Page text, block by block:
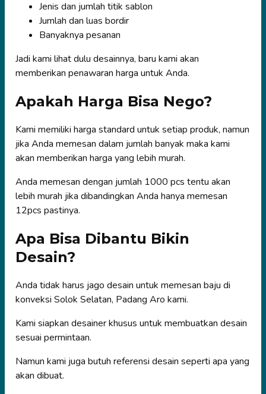
Jenis dan jumlah titik sablon
Jumlah dan luas bordir
Banyaknya pesanan
Jadi kami lihat dulu desainnya, baru kami akan
memberikan penawaran harga untuk Anda.
Apakah Harga Bisa Nego?
Kami memiliki harga standard untuk setiap produk, namun
jika Anda memesan dalam jumlah banyak maka kami
akan memberikan harga yang lebih murah.
Anda memesan dengan jumlah 1000 pcs tentu akan
lebih murah jika dibandingkan Anda hanya memesan
12pcs pastinya.
Apa Bisa Dibantu Bikin
Desain?
Anda tidak harus jago desain untuk memesan baju di
konveksi Solok Selatan, Padang Aro kami.
Kami siapkan desainer khusus untuk membuatkan desain
sesuai permintaan.
Namun kami juga butuh referensi desain seperti apa yang
akan dibuat.